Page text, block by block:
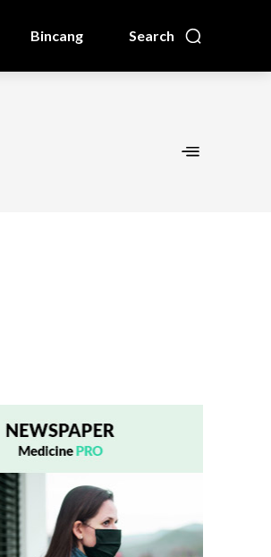
Search
Bincang